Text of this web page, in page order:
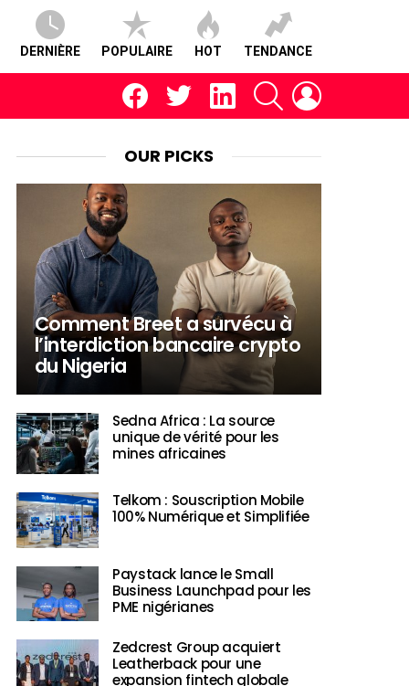
DERNIÈRE POPULAIRE HOT TENDANCE
facebooktwitter linkedin RECHERCHE
OUR PICKS
Comment Breet a survécu à
l’interdiction bancaire crypto
du Nigeria
Sedna Africa : La source
unique de vérité pour les
mines africaines
Telkom : Souscription Mobile
100% Numérique et Simplifiée
Paystack lance le Small
Business Launchpad pour les
PME nigérianes
Zedcrest Group acquiert
Leatherback pour une
expansion fintech globale